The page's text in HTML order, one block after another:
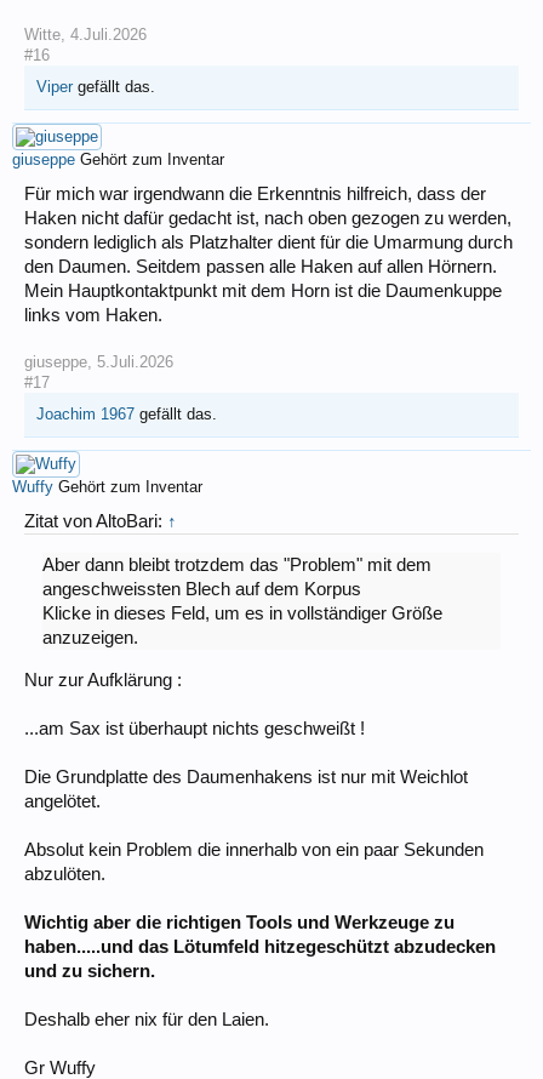
Witte, 4.Juli.2026
#16
Viper gefällt das.
giuseppe Gehört zum Inventar
Für mich war irgendwann die Erkenntnis hilfreich, dass der
Haken nicht dafür gedacht ist, nach oben gezogen zu werden,
sondern lediglich als Platzhalter dient für die Umarmung durch
den Daumen. Seitdem passen alle Haken auf allen Hörnern.
Mein Hauptkontaktpunkt mit dem Horn ist die Daumenkuppe
links vom Haken.
giuseppe, 5.Juli.2026
#17
Joachim 1967 gefällt das.
Wuffy Gehört zum Inventar
Zitat von AltoBari: ↑
Aber dann bleibt trotzdem das "Problem" mit dem
angeschweissten Blech auf dem Korpus
Klicke in dieses Feld, um es in vollständiger Größe
anzuzeigen.
Nur zur Aufklärung :
...am Sax ist überhaupt nichts geschweißt !
Die Grundplatte des Daumenhakens ist nur mit Weichlot
angelötet.
Absolut kein Problem die innerhalb von ein paar Sekunden
abzulöten.
Wichtig aber die richtigen Tools und Werkzeuge zu
haben.....und das Lötumfeld hitzegeschützt abzudecken
und zu sichern.
Deshalb eher nix für den Laien.
Gr Wuffy